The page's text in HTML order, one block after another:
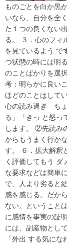
ものごとを白か黒
いなら、自分を全
た１つの良くない
る。 ３．心のフィ
を見ているよう で
つ状態の時には明
のことばかりを選
考：明らかに良い
ほどのことはして
心の読み過ぎ ち
る」「きっ と怒っ
します。 ②先読み
からもうまく行か
す。 ６．拡大解釈
く評価してもう ダ
な要求などは簡単
で、人より劣ると
感を感じる。だか
ない。ということ
に感情を事実の証
には、副産物とし
「外出 する気に